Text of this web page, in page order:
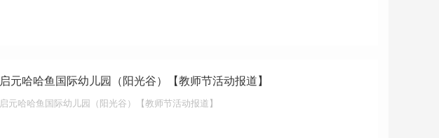
启元哈哈鱼国际幼儿园（阳光谷）【教师节活动报道】
启元哈哈鱼国际幼儿园（阳光谷）【教师节活动报道】